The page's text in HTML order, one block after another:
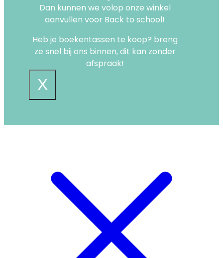
Dan kunnen we volop onze winkel
aanvullen voor Back to school!
Heb je boekentassen te koop? breng
ze snel bij ons binnen, dit kan zonder
afspraak!
X